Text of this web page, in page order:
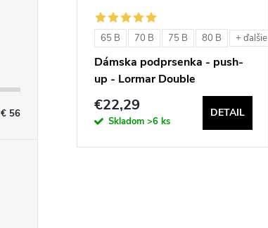
€ 56
65 B 70 B 75 B 80 B + ďalšie
Dámska podprsenka - push-
up - Lormar Double
€22,29
Skladom >6 ks
DETAIL